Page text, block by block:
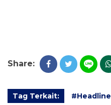
Share:
Tag Terkait: #Headline